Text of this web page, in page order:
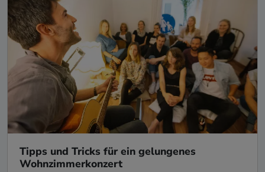
Tipps und Tricks für ein gelungenes
Wohnzimmerkonzert